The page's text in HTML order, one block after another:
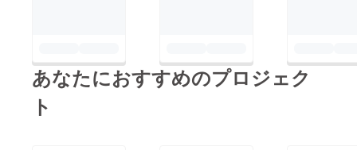
あなたにおすすめのプロジェク
ト